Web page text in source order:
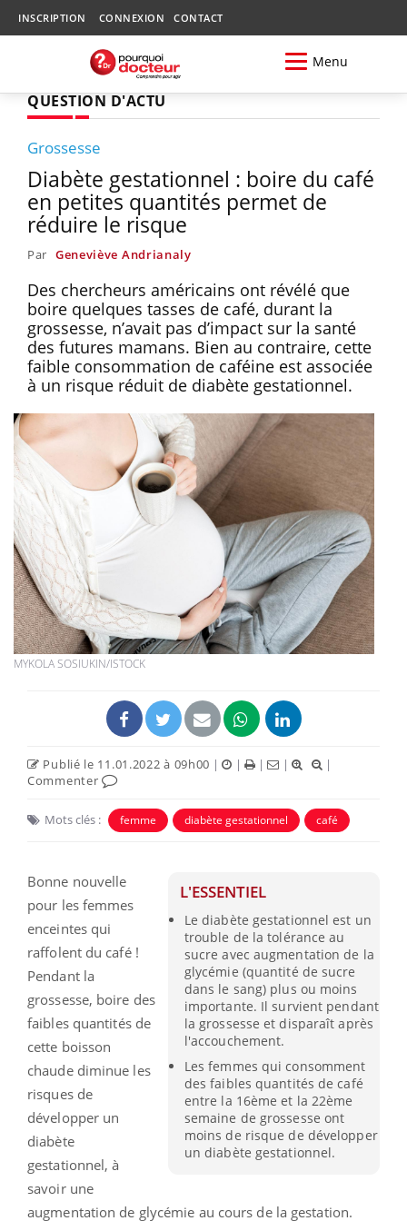
INSCRIPTION CONNEXION CONTACT
Menu
QUESTION D'ACTU
Grossesse
Diabète gestationnel : boire du café
en petites quantités permet de
réduire le risque
Par Geneviève Andrianaly
Des chercheurs américains ont révélé que
boire quelques tasses de café, durant la
grossesse, n’avait pas d’impact sur la santé
des futures mamans. Bien au contraire, cette
faible consommation de caféine est associée
à un risque réduit de diabète gestationnel.
MYKOLA SOSIUKIN/ISTOCK
Publié le 11.01.2022 à 09h00 | | | |
|
Commenter
Mots clés : femme diabète gestationnel café
L'ESSENTIEL
Le diabète gestationnel est un
trouble de la tolérance au
sucre avec augmentation de la
glycémie (quantité de sucre
dans le sang) plus ou moins
importante. Il survient pendant
la grossesse et disparaît après
l'accouchement.
Les femmes qui consomment
des faibles quantités de café
entre la 16ème et la 22ème
semaine de grossesse ont
moins de risque de développer
un diabète gestationnel.
Bonne nouvelle
pour les femmes
enceintes qui
raffolent du café !
Pendant la
grossesse, boire des
faibles quantités de
cette boisson
chaude diminue les
risques de
développer un
diabète
gestationnel, à
savoir une
augmentation de glycémie au cours de la gestation.